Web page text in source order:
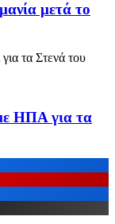
μετά το
ΗΠΑ για τα